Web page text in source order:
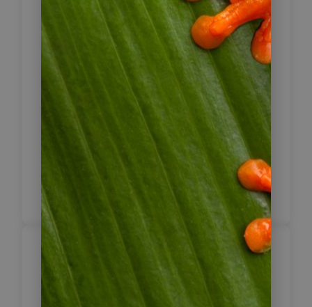
besuchen, den größten chilenischen
Salzsee. Anschließend können Sie
ins Tal des Mondes fahren, das
besonders bei Sonnenuntergang sehr
eindrucksvoll erscheint – ein
Anblick, den Sie nicht verpassen
sollten!
Fahrzeit: 200 km / 2 Std.
Inklusive Frühstück
El Tatio Geysire &
Puritama